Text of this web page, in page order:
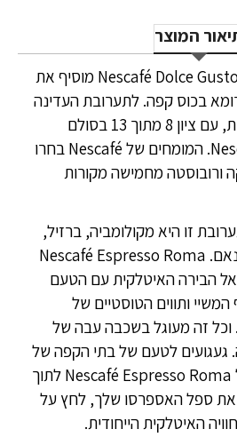
המוצר
Nescafé Dolce Gusto Espresso Roma מוסיף את
בכוס קפה. לתערובת העדינה
הזו יש עוצמה בינונית, עם ציון 8 מתוך 13 בסולם
Nescafé Dolce Gusto. המומחים של Nescafé בחרו
ורובוסטה מחמישה מקורות
זו היא מקולומביה, ברזיל,
קמרון, אוגנדה ווייטנאם. Nescafé Espresso Roma
הבירה האיטלקית עם הטעם
ותווים הטוסטיים של
וכל זה מעוגל בשכבה עבה של
געגועים לטעם של בתי הקפה של
רומא? הכנס תרמיל Nescafé Espresso Roma לתוך
ספל האספרסו שלך, לחץ על
האיטלקית הייחודית.